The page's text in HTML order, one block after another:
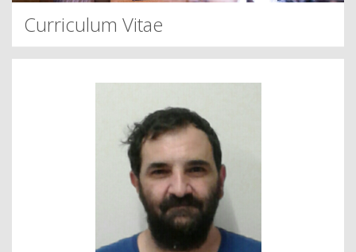
Curriculum Vitae